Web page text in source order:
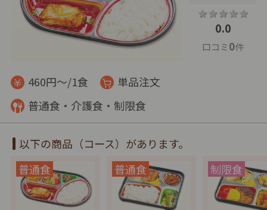
0.0
口コミ0件
460円～/1食
単品注文
普通食・介護食・制限食
以下の商品（コース）があります。